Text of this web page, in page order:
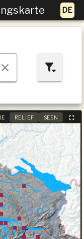
RELIEF SEEN